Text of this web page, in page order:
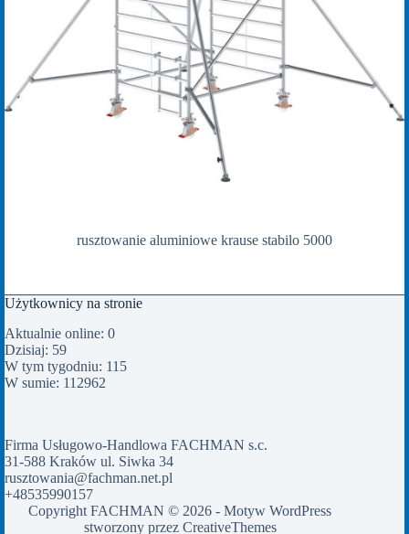
rusztowanie aluminiowe krause stabilo 5000
Użytkownicy na stronie
Aktualnie online: 0
Dzisiaj: 59
W tym tygodniu: 115
W sumie: 112962
Firma Usługowo-Handlowa FACHMAN s.c.
31-588 Kraków ul. Siwka 34
rusztowania@fachman.net.pl
+48535990157
Copyright FACHMAN © 2026 - Motyw WordPress
stworzony przez CreativeThemes